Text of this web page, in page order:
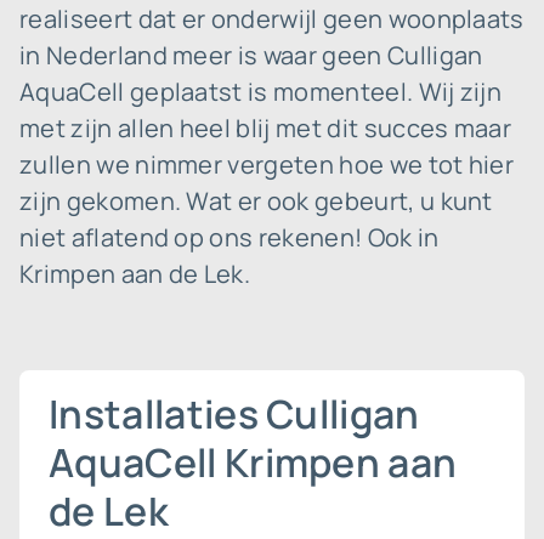
realiseert dat er onderwijl geen woonplaats
in Nederland meer is waar geen Culligan
AquaCell geplaatst is momenteel. Wij zijn
met zijn allen heel blij met dit succes maar
zullen we nimmer vergeten hoe we tot hier
zijn gekomen. Wat er ook gebeurt, u kunt
niet aflatend op ons rekenen! Ook in
Krimpen aan de Lek.
Installaties Culligan
AquaCell Krimpen aan
de Lek